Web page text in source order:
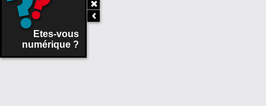
Etes-vous
numérique ?